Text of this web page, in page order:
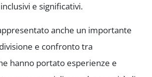
e significativi.
anche un importante
e confronto tra
hanno portato esperienze e